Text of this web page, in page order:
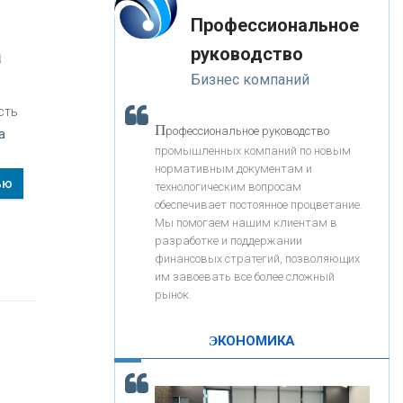
«ЗАПСИБКОМБАНК»
«РОСЕВРОБАНК»
«ПРЕСС-СЛУЖБА ВТБ24»
«АВТОГРАДБАНК»
«ПРОМРЕГИОНБАНК»
ОНАС
КОНТАКТЫ
корость - один из главных трендов в
кредитовании бизнеса - «Интервью»
-- Лучшее, что можно сделать с хорошим советом, это
пропустить его мимо ушей. Он никогда не бывает
полезен никому, кроме того, кто его дал.
-- Люблю давать советы и очень не люблю, когда их
дают мне.
Профессиональное
руководство
Бизнес компаний
Профессиональное руководство
промышленных компаний по новым
нормативным документам и
технологическим вопросам
обеспечивает постоянное процветание.
Мы помогаем нашим клиентам в
разработке и поддержании
финансовых стратегий, позволяющих
им завоевать все более сложный
рынок.
ЭКОНОМИКА